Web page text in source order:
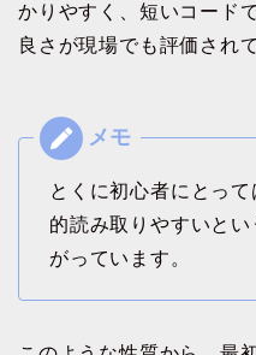
かりやすく、短いコード
良さが現場でも評価され
とくに初心者にとっ
的読み取りやすいと
がっています。